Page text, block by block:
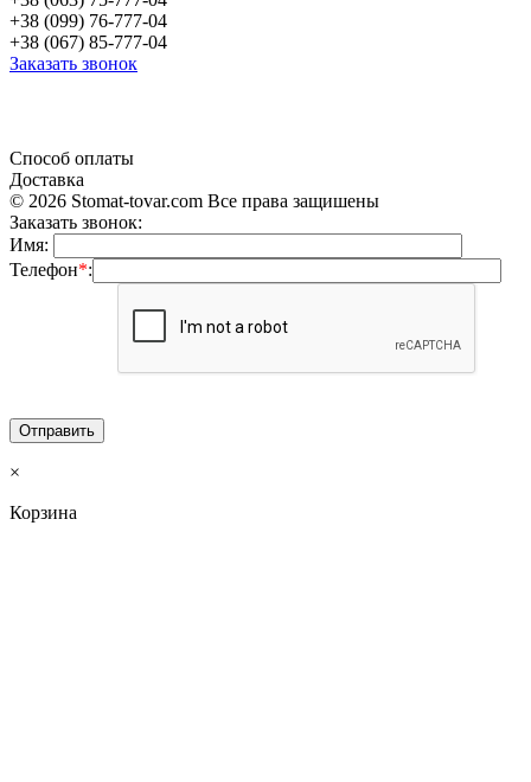
+38 (099) 76-777-04
+38 (067) 85-777-04
Заказать звонок
Способ оплаты
Доставка
© 2026 Stomat-tovar.com Все права защишены
Заказать звонок:
Имя:
Телефон*:
×
Корзина